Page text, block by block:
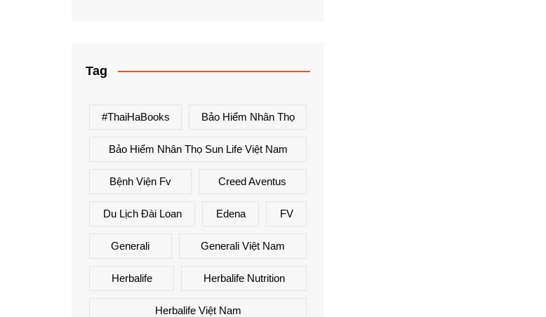
Tag
#ThaiHaBooks Bảo Hiểm Nhân Thọ
Bảo Hiểm Nhân Thọ Sun Life Việt Nam
Bệnh Viện Fv Creed Aventus
Du Lịch Đài Loan Edena FV
Generali Generali Việt Nam
Herbalife Herbalife Nutrition
Herbalife Việt Nam